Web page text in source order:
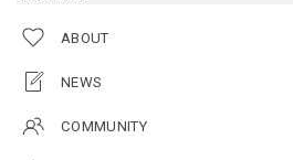
ABOUT
NEWS
COMMUNITY